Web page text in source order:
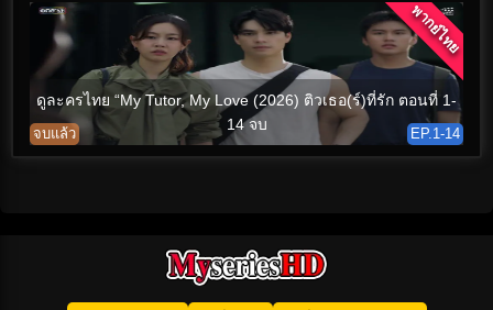
ดูละครไทย “My Tutor, My Love (2026) ติวเธอ(ร์)ที่รัก ตอนที่ 1-
14 จบ
จบแล้ว EP.1-14
พากย์ไทย